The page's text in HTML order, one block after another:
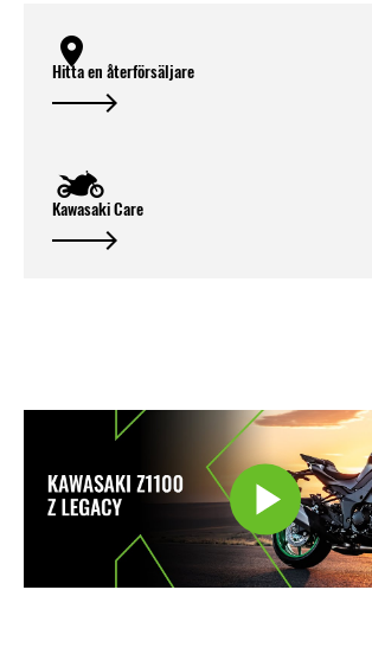
Hitta en återförsäljare
Kawasaki Care